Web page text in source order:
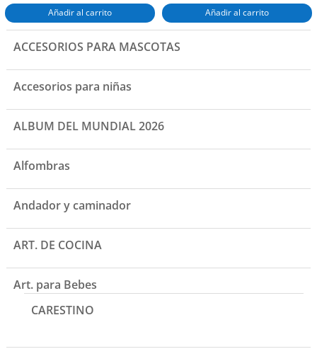
Añadir al carrito Añadir al carrito
ACCESORIOS PARA MASCOTAS
Accesorios para niñas
ALBUM DEL MUNDIAL 2026
Alfombras
Andador y caminador
ART. DE COCINA
Art. para Bebes
CARESTINO